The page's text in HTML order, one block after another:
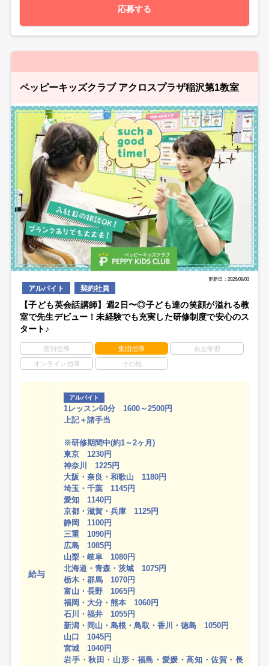
応募する
ペッピーキッズクラブ アクロスプラザ稲沢第1教室
更新日：2026/08/03
アルバイト 契約社員
【子ども英会話講師】週2日〜◎子ども達の笑顔が溢れる教
室で先生デビュー！未経験でも充実した研修制度で安心のス
タート♪
個別指導 集団指導 自立学習
オンライン指導 その他
給与
アルバイト
1レッスン60分 1600～2500円
上記＋諸手当
※研修期間中(約1～2ヶ月)
東京 1230円
神奈川 1225円
大阪・奈良・和歌山 1180円
埼玉・千葉 1145円
愛知 1140円
京都・滋賀・兵庫 1125円
静岡 1100円
三重 1090円
広島 1085円
山梨・岐阜 1080円
北海道・青森・茨城 1075円
栃木・群馬 1070円
富山・長野 1065円
福岡・大分・熊本 1060円
石川・福井 1055円
新潟・岡山・島根・鳥取・香川・徳島 1050円
山口 1045円
宮城 1040円
岩手・秋田・山形・福島・愛媛・高知・佐賀・長